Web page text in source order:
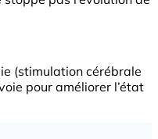
(stimulation cérébrale
pour améliorer l’état